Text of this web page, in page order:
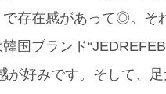
存在感があって◎。そ
国ブランド
が好みです。そして、